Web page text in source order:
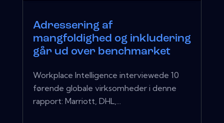
Adressering af
mangfoldighed og inkludering
går ud over benchmarket
Workplace Intelligence interviewede 10
førende globale virksomheder i denne
rapport: Marriott, DHL,...